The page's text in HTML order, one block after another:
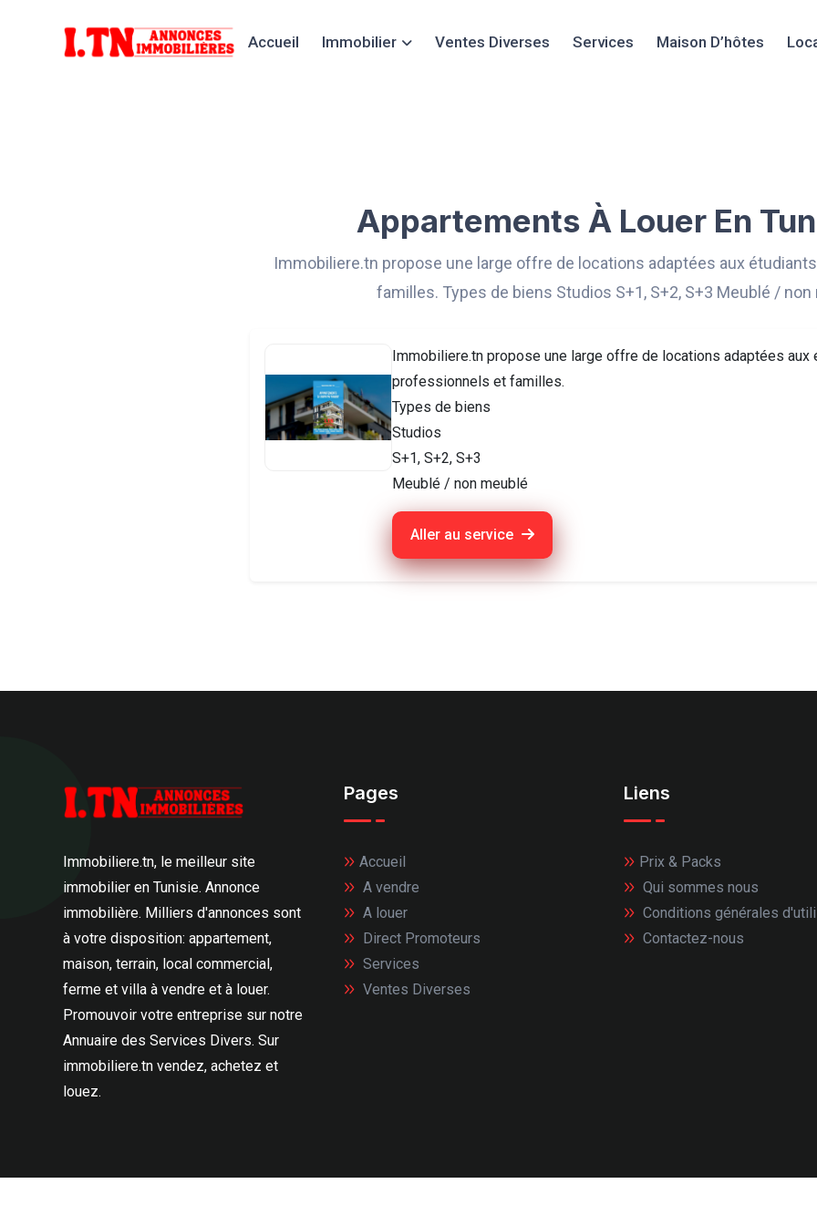
Accueil Immobilier Ventes Diverses Services Maison D’hôtes
Appartements À Louer En
Immobiliere.tn propose une large offre de locations adaptées aux
familles. Types de biens Studios S+1, S+2, S+3 Meublé /
Immobiliere.tn propose une large offre de locations adaptées aux
professionnels et familles.
Types de biens
Studios
S+1, S+2, S+3
Meublé / non meublé
Aller au service
Immobiliere.tn, le meilleur site
immobilier en Tunisie. Annonce
immobilière. Milliers d'annonces sont
à votre disposition: appartement,
maison, terrain, local commercial,
ferme et villa à vendre et à louer.
Promouvoir votre entreprise sur notre
Annuaire des Services Divers. Sur
immobiliere.tn vendez, achetez et
louez.
Pages
Accueil
A vendre
A louer
Direct Promoteurs
Services
Ventes Diverses
Liens
Prix & Packs
Qui sommes nous
Conditions générales
Contactez-nous